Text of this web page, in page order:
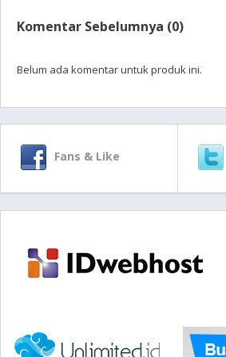
Komentar Sebelumnya (0)
Belum ada komentar untuk produk ini.
Fans & Like